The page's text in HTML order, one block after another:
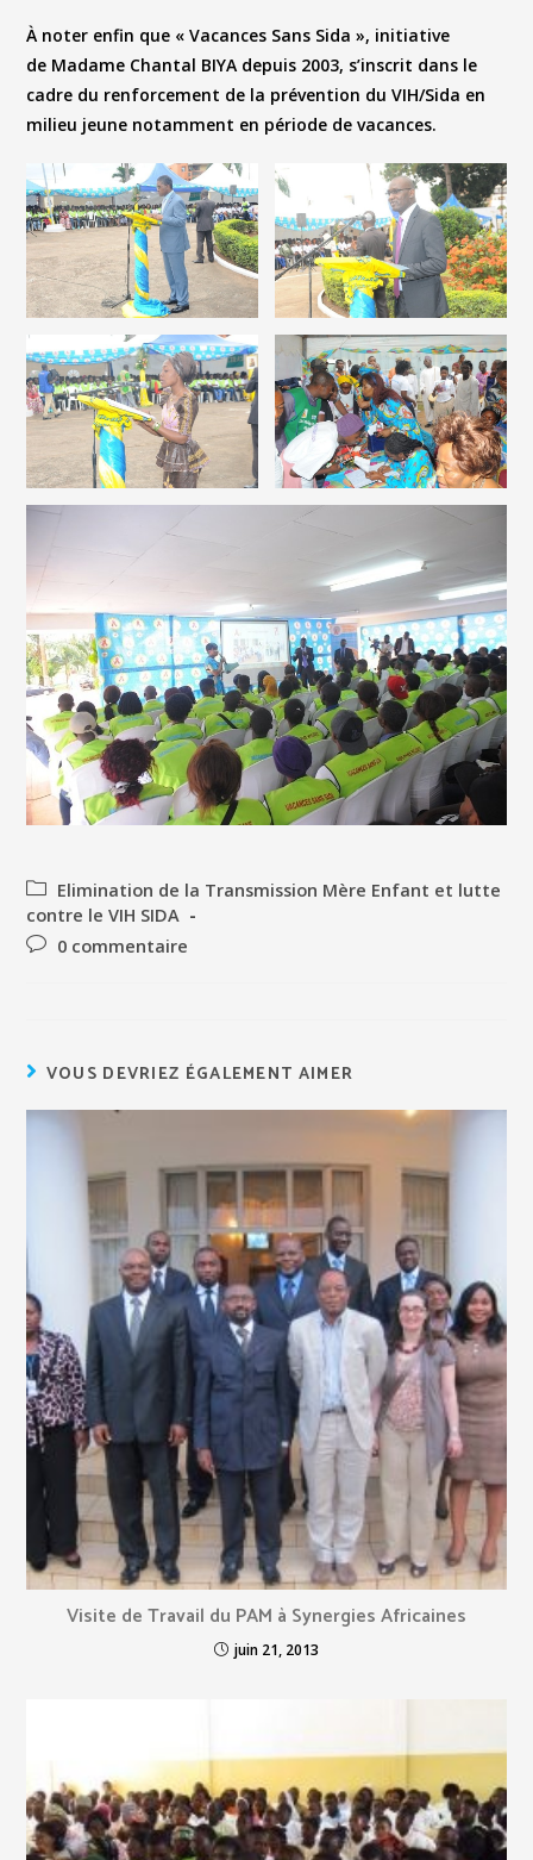
À noter enfin que « Vacances Sans Sida », initiative
de Madame Chantal BIYA depuis 2003, s’inscrit dans le
cadre du renforcement de la prévention du VIH/Sida en
milieu jeune notamment en période de vacances.
Elimination de la Transmission Mère Enfant et lutte
contre le VIH SIDA
0 commentaire
VOUS DEVRIEZ ÉGALEMENT AIMER
Visite de Travail du PAM à Synergies Africaines
juin 21, 2013